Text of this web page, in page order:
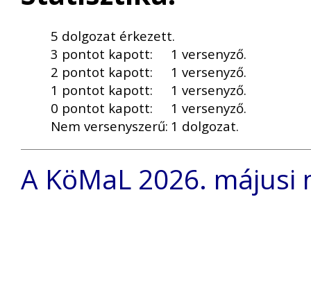
5 dolgozat érkezett.
3 pontot kapott:
1 versenyző.
2 pontot kapott:
1 versenyző.
1 pontot kapott:
1 versenyző.
0 pontot kapott:
1 versenyző.
Nem versenyszerű: 1 dolgozat.
A KöMaL 2026.